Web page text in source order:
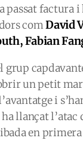
factura i
comDavid
Fabian
un petit
i
ha llançat
en